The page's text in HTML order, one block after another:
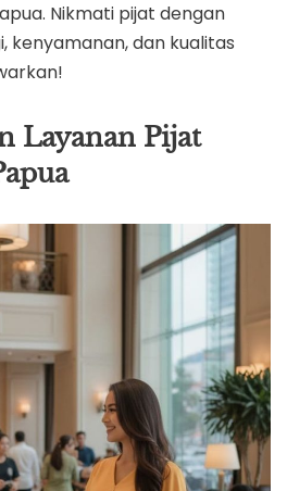
Nikmati pijat dengan
kenyamanan, dan kualitas
Layanan Pijat